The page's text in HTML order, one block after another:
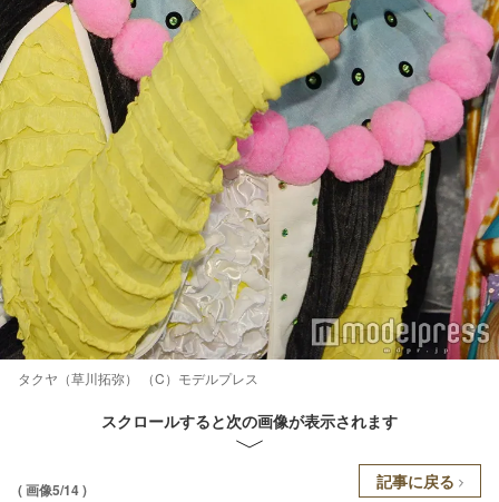
タクヤ（草川拓弥） （C）モデルプレス
スクロールすると次の画像が表示されます
( 画像5/14 ) 記事に戻る